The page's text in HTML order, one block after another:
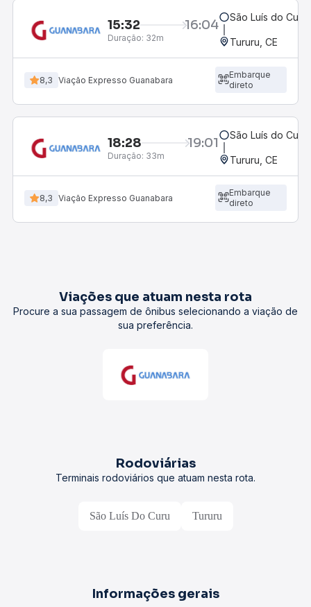
15:32 16:04
Duração: 32m
São Luís do
Tururu, CE
8,3 Viação Expresso Guanabara
Embarque
direto
18:28 19:01
Duração: 33m
São Luís do
Tururu, CE
8,3 Viação Expresso Guanabara
Embarque
direto
Viações que atuam nesta rota
Procure a sua passagem de ônibus selecionando a viação de
sua preferência.
Rodoviárias
Terminais rodoviários que atuam nesta rota.
São Luís Do Curu Tururu
Informações gerais